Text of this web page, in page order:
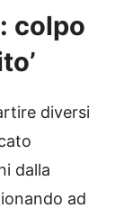
colpo
diversi
dalla
ad